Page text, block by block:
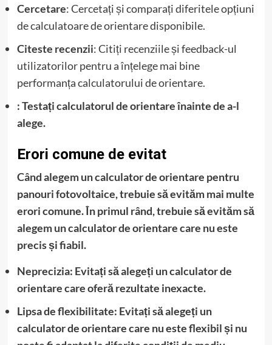
Cercetare: Cercetați și comparați diferitele opțiuni
de calculatoare de orientare disponibile.
Citeste recenzii: Citiți recenziile și feedback-ul
utilizatorilor pentru a înțelege mai bine
performanța calculatorului de orientare.
: Testați calculatorul de orientare înainte de a-l
alege.
Erori comune de evitat
Când alegem un calculator de orientare pentru
panouri fotovoltaice, trebuie să evităm mai multe
erori comune. În primul rând, trebuie să evităm să
alegem un calculator de orientare care nu este
precis și fiabil.
Neprecizia: Evitați să alegeți un calculator de
orientare care oferă rezultate inexacte.
Lipsa de flexibilitate: Evitați să alegeți un
calculator de orientare care nu este flexibil și nu